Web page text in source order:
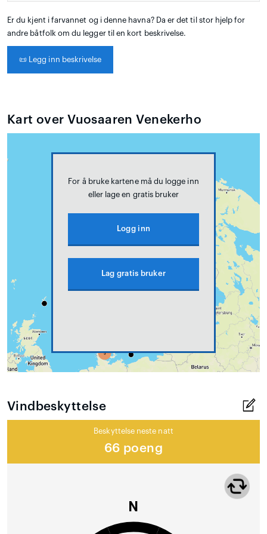
Er du kjent i farvannet og i denne havna? Da er det til stor hjelp for
andre båtfolk om du legger til en kort beskrivelse.
📜 Legg inn beskrivelse
Kart over Vuosaaren Venekerho
For å bruke kartene må du logge inn
eller lage en gratis bruker
Logg inn
Lag gratis bruker
Vindbeskyttelse
Beskyttelse neste natt
66 poeng
N